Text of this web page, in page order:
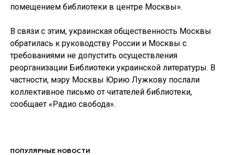
помещением библиотеки в центре Москвы».
В связи с этим, украинская общественность Москвы
обратилась к руководству России и Москвы с
требованиями не допустить осуществления
реорганизации Библиотеки украинской литературы. В
частности, мэру Москвы Юрию Лужкову послали
коллективное письмо от читателей библиотеки,
сообщает «Радио свобода».
ПОПУЛЯРНЫЕ НОВОСТИ